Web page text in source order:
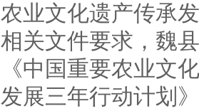
农业文化遗产传承
相关文件要求， 魏
《中国重要农业文
发展三年行动计划》